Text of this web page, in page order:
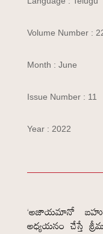
Volume Number :
Month : June
Issue Number : 11
Year : 2022
‘అజాయమానో
అధ్యయనం చేస్తే